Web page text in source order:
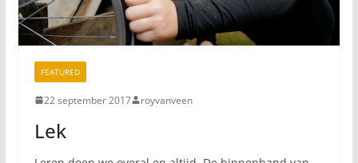
FEATURED
22 september 2017 royvanveen
Lek